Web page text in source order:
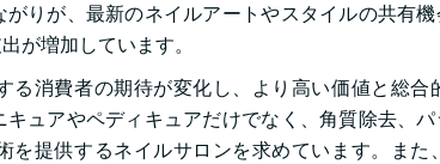
りが、最新のネイルアートやスタイルの共有
が増加しています。
消費者の期待が変化し、より高い価値と総合
ュアやペディキュアだけでなく、角質除去、
を提供するネイルサロンを求めています。ま